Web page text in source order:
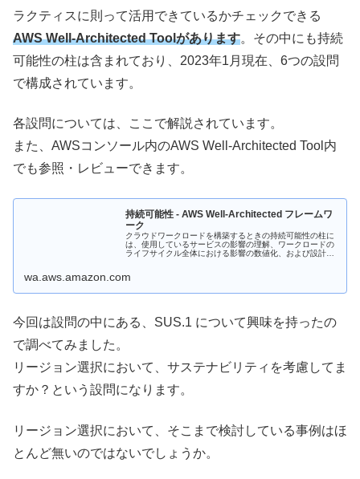
ラクティスに則って活用できているかチェックできる
AWS Well-Architected Toolがあります。その中にも持続
可能性の柱は含まれており、2023年1月現在、6つの設問
で構成されています。
各設問については、ここで解説されています。
また、AWSコンソール内のAWS Well-Architected Tool内
でも参照・レビューできます。
持続可能性 - AWS Well-Architected フレームワ
ーク
クラウドワークロードを構築するときの持続可能性の柱に
は、使用しているサービスの影響の理解、ワークロードの
ライフサイクル全体における影響の数値化、および設計原
wa.aws.amazon.com
今回は設問の中にある、SUS.1 について興味を持ったの
で調べてみました。
リージョン選択において、サステナビリティを考慮してま
すか？という設問になります。
リージョン選択において、そこまで検討している事例はほ
とんど無いのではないでしょうか。